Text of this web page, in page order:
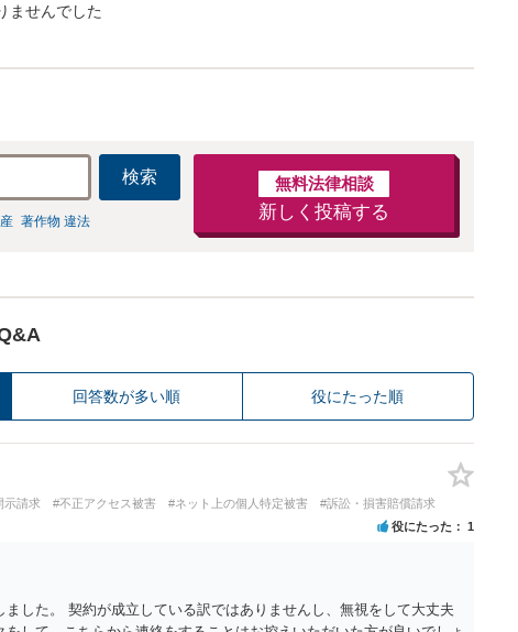
ませんでした
検索
著作物 違法
無料法律相談
新しく投稿する
回答数が多い順 役にたった順
示請求 #不正アクセス被害 #ネット上の個人特定被害 #訴訟・損害賠償請求
役にたった 1
した。 契約が成立している訳ではありませんし、無視をして大丈夫